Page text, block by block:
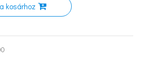
és az öregedésgátló gyógyszerek
kosárhoz